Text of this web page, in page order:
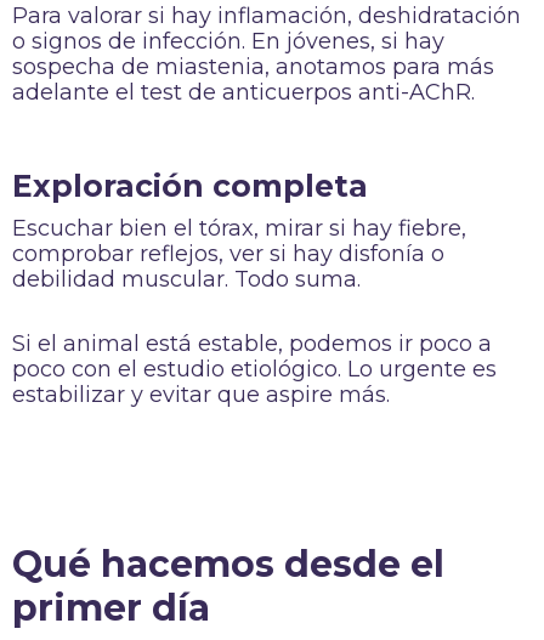
Para valorar si hay inflamación, deshidratación
o signos de infección. En jóvenes, si hay
sospecha de miastenia, anotamos para más
adelante el test de anticuerpos anti-AChR.
Exploración completa
Escuchar bien el tórax, mirar si hay fiebre,
comprobar reflejos, ver si hay disfonía o
debilidad muscular. Todo suma.
Si el animal está estable, podemos ir poco a
poco con el estudio etiológico. Lo urgente es
estabilizar y evitar que aspire más.
Qué hacemos desde el
primer día